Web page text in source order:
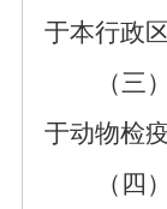
于本行政
（三
于动物检
（四